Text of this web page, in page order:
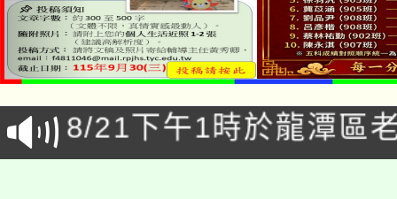
「本色祭」8/29、30在
場熱烈登場!
8/21下午1時於龍潭區
徵才活動。
YOUNG桃局內行報名